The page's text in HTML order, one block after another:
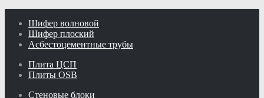
Шифер волновой
Шифер плоский
Асбестоцементные трубы
Плита ЦСП
Плиты OSB
Стеновые блоки